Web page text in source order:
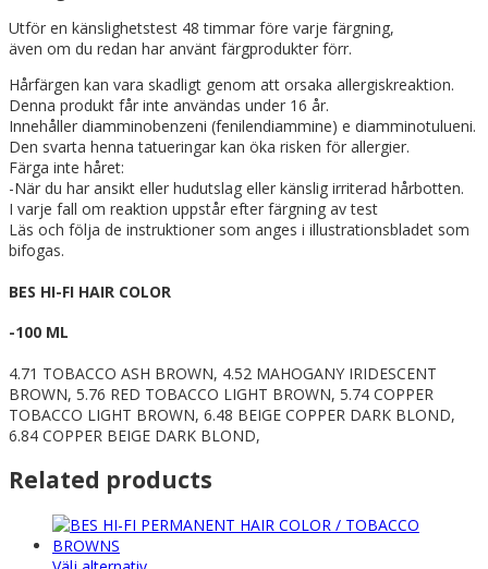
Utför en känslighetstest 48 timmar före varje färgning,
även om du redan har använt färgprodukter förr.
Hårfärgen kan vara skadligt genom att orsaka allergiskreaktion.
Denna produkt får inte användas under 16 år.
Innehåller diamminobenzeni (fenilendiammine) e diamminotulueni.
Den svarta henna tatueringar kan öka risken för allergier.
Färga inte håret:
-När du har ansikt eller hudutslag eller känslig irriterad hårbotten.
I varje fall om reaktion uppstår efter färgning av test
Läs och följa de instruktioner som anges i illustrationsbladet som
bifogas.
BES HI-FI HAIR COLOR
-100 ML
4.71 TOBACCO ASH BROWN, 4.52 MAHOGANY IRIDESCENT
BROWN, 5.76 RED TOBACCO LIGHT BROWN, 5.74 COPPER
TOBACCO LIGHT BROWN, 6.48 BEIGE COPPER DARK BLOND,
6.84 COPPER BEIGE DARK BLOND,
Related products